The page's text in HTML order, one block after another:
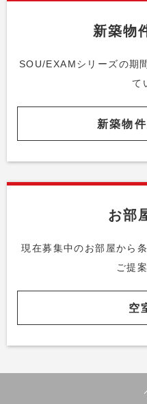
新築物
SOU/EXAMシリーズの期
て
新築物
お部
現在募集中のお部屋から
ご提
空